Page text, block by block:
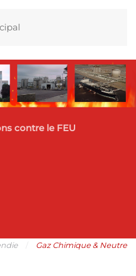
contre le FEU
Gaz Chimique & Neutre